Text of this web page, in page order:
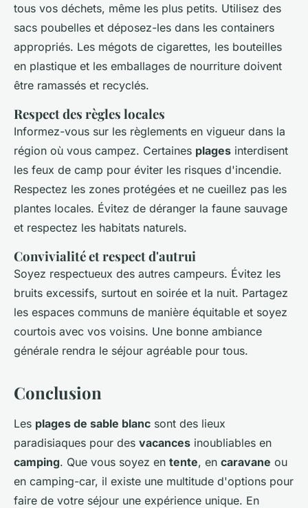
tous vos déchets, même les plus petits. Utilisez des
sacs poubelles et déposez-les dans les containers
appropriés. Les mégots de cigarettes, les bouteilles
en plastique et les emballages de nourriture doivent
être ramassés et recyclés.
Respect des règles locales
Informez-vous sur les règlements en vigueur dans la
région où vous campez. Certaines plages interdisent
les feux de camp pour éviter les risques d'incendie.
Respectez les zones protégées et ne cueillez pas les
plantes locales. Évitez de déranger la faune sauvage
et respectez les habitats naturels.
Convivialité et respect d'autrui
Soyez respectueux des autres campeurs. Évitez les
bruits excessifs, surtout en soirée et la nuit. Partagez
les espaces communs de manière équitable et soyez
courtois avec vos voisins. Une bonne ambiance
générale rendra le séjour agréable pour tous.
Conclusion
Les plages de sable blanc sont des lieux
paradisiaques pour des vacances inoubliables en
camping. Que vous soyez en tente, en caravane ou
en camping-car, il existe une multitude d'options pour
faire de votre séjour une expérience unique. En